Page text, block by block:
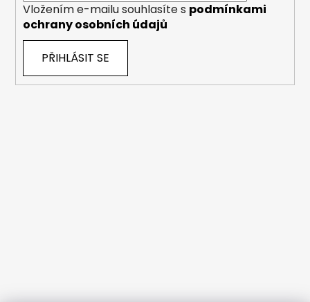
Vložením e-mailu souhlasíte s podmínkami
ochrany osobních údajů
PŘIHLÁSIT SE